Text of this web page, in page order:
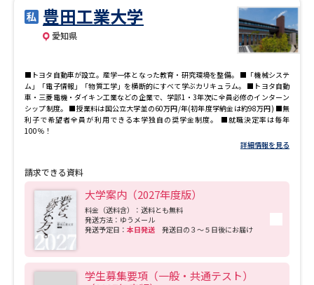
オープンキャンパスなどを調べる
オープンキャンパス検索 実施プログラムから探す
来場型・Web型イベント特集 夢ナビライブ
資料検索
志望校・出願校を調べる
併願校選び 受験スケジュールを立てよう
先輩が入学を決めた理由 テレメール全国一斉進学調査
豊田工業大学
愛知県
■トヨタ自動車が設立。産学一体となった教育・研究環境を整備。 ■「機械システ
ム」「電子情報」「物質工学」を横断的にすべて学ぶカリキュラム。 ■トヨタ自動
車・三菱電機・ダイキン工業などの企業で、学部1・3年次に全員必修のインターン
シップ制度。 ■授業料は国公立大学並の60万円/年(初年度学納金は約98万円) ■無
利子で希望者全員が利用できる本学独自の奨学金制度。 ■就職決定率は毎年
100％！
詳細情報を見る
請求できる資料
大学案内（2027年度版）
料金（送料含）：送料とも無料
発送方法：ゆうメール
発送予定日： 本日発送 発送日の３～５日後にお届け
学生募集要項（一般・共通テスト）